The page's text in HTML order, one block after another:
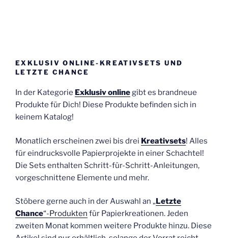
EXKLUSIV ONLINE-KREATIVSETS UND
LETZTE CHANCE
In der Kategorie Exklusiv onlinegibt es brandneue
Produkte für Dich! Diese Produkte befinden sich in
keinem Katalog!
Monatlich erscheinen zwei bis drei Kreativsets! Alles
für eindrucksvolle Papierprojekte in einer Schachtel!
Die Sets enthalten Schritt-für-Schritt-Anleitungen,
vorgeschnittene Elemente und mehr.
Stöbere gerne auch in der Auswahl an „ Letzte
Chance“-Produkten für Papierkreationen. Jeden
zweiten Monat kommen weitere Produkte hinzu. Diese